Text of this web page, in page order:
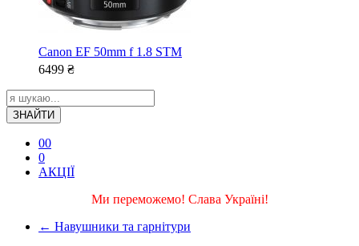
Canon EF 50mm f 1.8 STM
6499 ₴
ЗНАЙТИ
00
0
АКЦІЇ
Ми переможемо! Слава Україні!
← Навушники та гарнітури